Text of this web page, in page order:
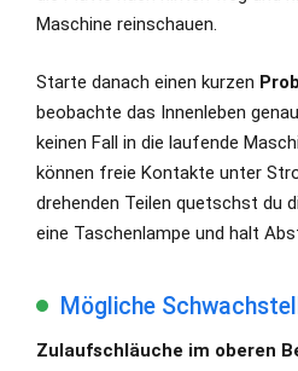
Maschine reinschauen.
Starte danach einen kurzen
beobachte das Innenleben
keinen Fall in die laufende
können freie Kontakte unter
drehenden Teilen quetschst du
eine Taschenlampe und halt
Mögliche
Zulaufschläuche im oberen